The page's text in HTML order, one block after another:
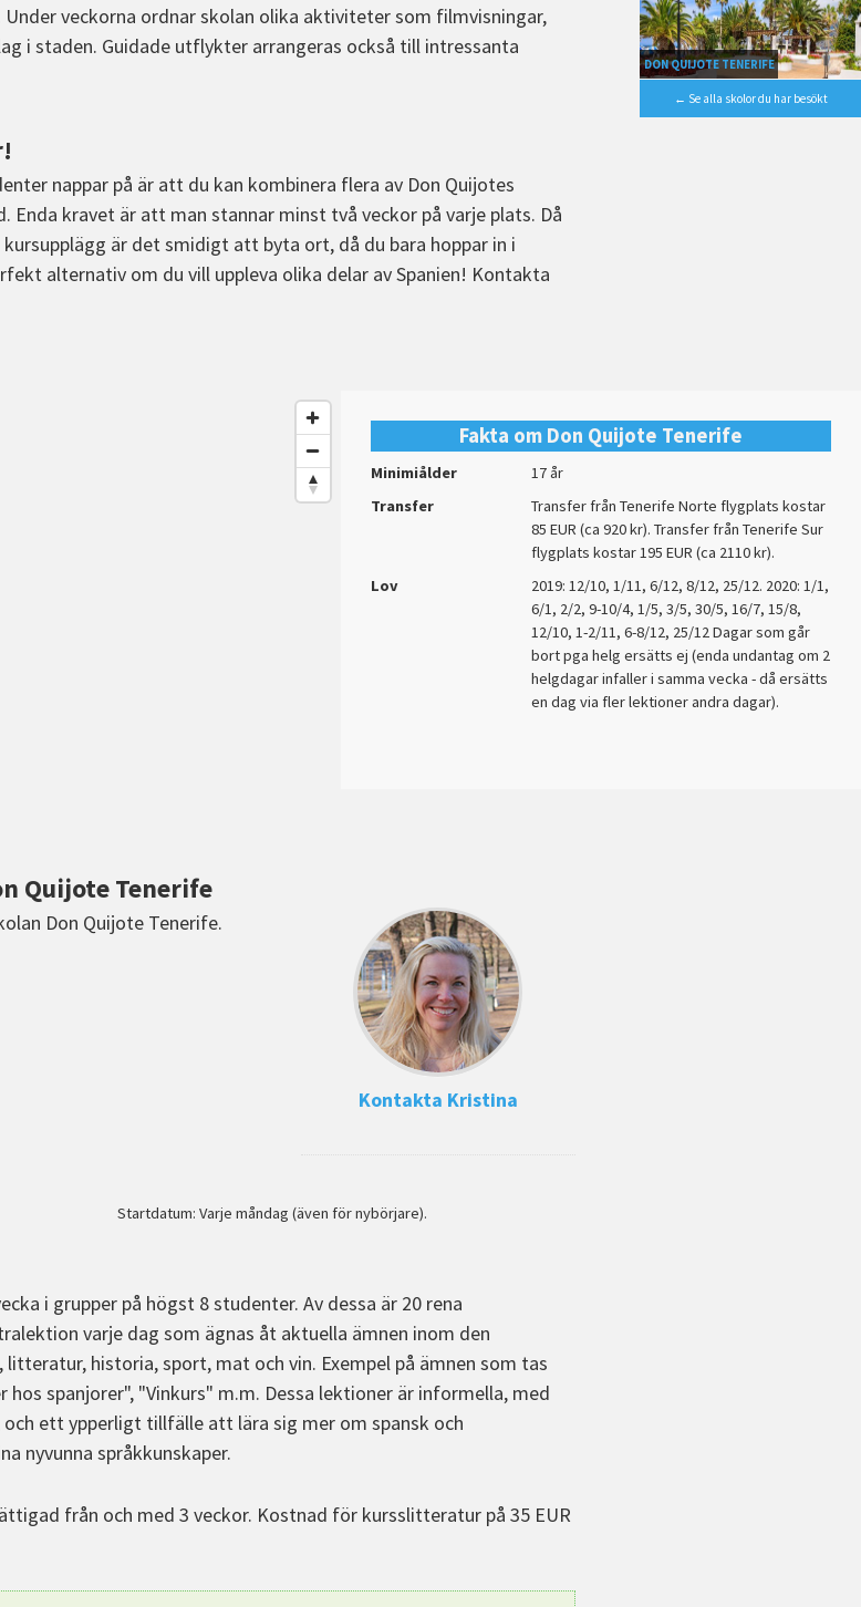
Under veckorna ordnar skolan olika aktiviteter som filmvisningar,
i staden. Guidade utflykter arrangeras också till intressanta
nappar på är att du kan kombinera flera av Don Quijotes
Enda kravet är att man stannar minst två veckor på varje plats. Då
är det smidigt att byta ort, då du bara hoppar in i
alternativ om du vill uppleva olika delar av Spanien! Kontakta
Fakta om Don Quijote Tenerife
Minimiålder
17 år
Transfer
Transfer från Tenerife Norte flygplats kostar
85 EUR (ca 920 kr). Transfer från Tenerife Sur
flygplats kostar 195 EUR (ca 2110 kr).
Lov
2019: 12/10, 1/11, 6/12, 8/12, 25/12. 2020: 1/1,
6/1, 2/2, 9-10/4, 1/5, 3/5, 30/5, 16/7, 15/8,
12/10, 1-2/11, 6-8/12, 25/12 Dagar som går
bort pga helg ersätts ej (enda undantag om 2
helgdagar infaller i samma vecka - då ersätts
en dag via fler lektioner andra dagar).
Quijote Tenerife
Kontakta Kristina
Don Quijote Tenerife.
Startdatum: Varje måndag (även för nybörjare).
i grupper på högst 8 studenter. Av dessa är 20 rena
varje dag som ägnas åt aktuella ämnen inom den
historia, sport, mat och vin. Exempel på ämnen som tas
spanjorer", "Vinkurs" m.m. Dessa lektioner är informella, med
ett ypperligt tillfälle att lära sig mer om spansk och
nyvunna språkkunskaper.
från och med 3 veckor. Kostnad för kursslitteratur på 35 EUR
DON QUIJOTE TENERIFE
← Se alla skolor du har besökt